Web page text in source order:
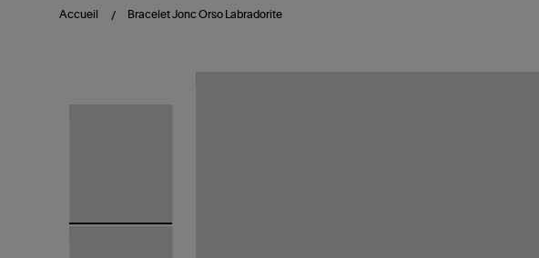
Accueil Bracelet Jonc Orso Labradorite